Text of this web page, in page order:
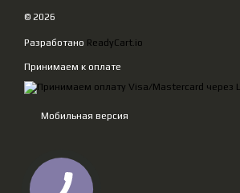
© 2026
Разработано ReadyCart.io
Принимаем к оплате
Мобильная версия